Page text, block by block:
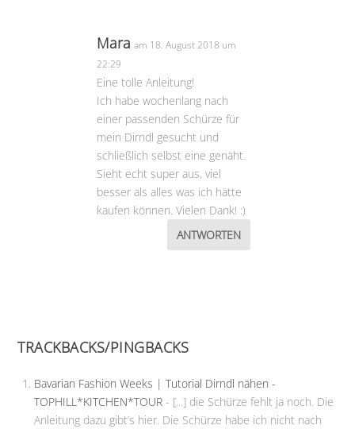
Mara am 18. August 2018 um
22:29
Eine tolle Anleitung!
Ich habe wochenlang nach
einer passenden Schürze für
mein Dirndl gesucht und
schließlich selbst eine genäht.
Sieht echt super aus, viel
besser als alles was ich hätte
kaufen können. Vielen Dank! :)
ANTWORTEN
TRACKBACKS/PINGBACKS
Bavarian Fashion Weeks | Tutorial Dirndl nähen -
TOPHILL*KITCHEN*TOUR - [...] die Schürze fehlt ja noch. Die
Anleitung dazu gibt’s hier. Die Schürze habe ich nicht nach